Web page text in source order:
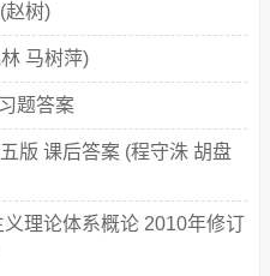
赵树)
马树萍)
题答案
版 课后答案 (程守洙 胡盘
理论体系概论 2010年修订